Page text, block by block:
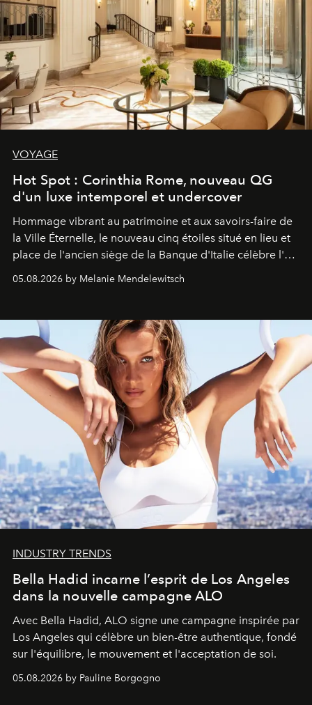
VOYAGE
Hot Spot : Corinthia Rome, nouveau QG
d'un luxe intemporel et undercover
Hommage vibrant au patrimoine et aux savoirs-faire de
la Ville Éternelle, le nouveau cinq étoiles situé en lieu et
place de l'ancien siège de la Banque d'Italie célèbre l'art
05.08.2026 by Melanie Mendelewitsch
INDUSTRY TRENDS
Bella Hadid incarne l’esprit de Los Angeles
dans la nouvelle campagne ALO
Avec Bella Hadid, ALO signe une campagne inspirée par
Los Angeles qui célèbre un bien-être authentique, fondé
sur l'équilibre, le mouvement et l'acceptation de soi.
05.08.2026 by Pauline Borgogno